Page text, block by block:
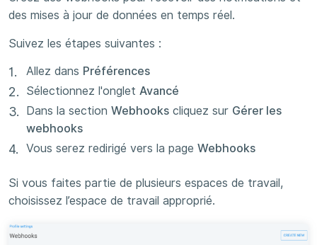
des mises à jour de données en temps réel.
Suivez les étapes suivantes :
Allez dans Préférences
Sélectionnez l'onglet Avancé
Dans la section Webhooks cliquez sur Gérer les
webhooks
Vous serez redirigé vers la page Webhooks
Si vous faites partie de plusieurs espaces de travail,
choisissez l’espace de travail approprié.